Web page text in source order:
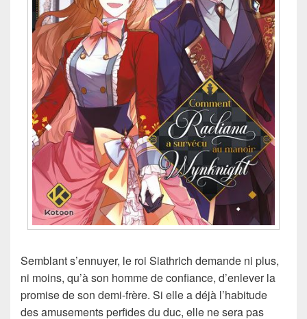
Semblant s’ennuyer, le roi Siathrich demande ni plus,
ni moins, qu’à son homme de confiance, d’enlever la
promise de son demi-frère. Si elle a déjà l’habitude
des amusements perfides du duc, elle ne sera pas